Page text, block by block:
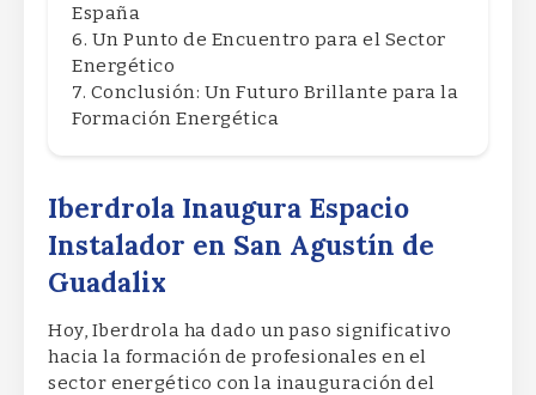
España
Un Punto de Encuentro para el Sector
Energético
Conclusión: Un Futuro Brillante para la
Formación Energética
Iberdrola Inaugura Espacio
Instalador en San Agustín de
Guadalix
Hoy, Iberdrola ha dado un paso significativo
hacia la formación de profesionales en el
sector energético con la inauguración del